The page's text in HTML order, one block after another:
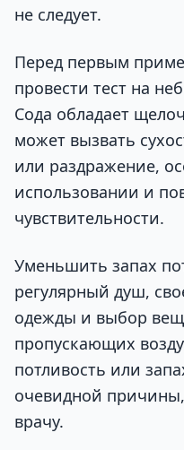
не следует.
Перед первым
провести тест на
Сода обладает
может вызвать
или раздражение,
использовании и
чувствительности.
Уменьшить запах
регулярный душ,
одежды и выбор
пропускающих
потливость или
очевидной
врачу.